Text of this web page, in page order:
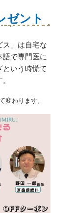
ゼント
ス」は自宅な
語で専門医に
いう時慌て
変わります。